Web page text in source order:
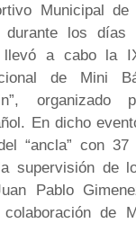
Municipal
durante los
llevó a cabo la
de Mini
En dicho
“ancla” con 37
supervisión de
Pablo
de